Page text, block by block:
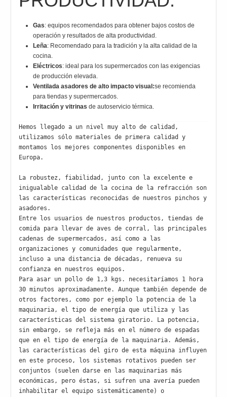
Gas: equipos recomendados para obtener bajos costos de
operación y resultados de alta productividad.
Leña: Recomendado para la tradición y la alta calidad de la
cocina.
Eléctricos: ideal para los supermercados con las exigencias
de producción elevada.
Ventilada asadores de alto impacto visual:se recomienda
para tiendas y supermercados.
Irritación y vitrinas de autoservicio térmica.
Hemos llegado a un nivel muy alto de calidad,
utilizamos sólo materiales de primera calidad y
montamos los mejores componentes disponibles en
Europa.
La robustez, fiabilidad, junto con la excelente e
inigualable calidad de la cocina de la refracción son
las características reconocidas de nuestros pinchos y
asadores.
Entre los usuarios de nuestros productos, tiendas de
comida para llevar de aves de corral, las principales
cadenas de supermercados, así como a las
organizaciones y comunidades que regularmente,
incluso a una distancia de décadas, renueva su
confianza en nuestros equipos.
Para asar un pollo de 1,3 kgs. necesitaríamos 1 hora
30 minutos aproximadamente. Aunque también depende de
otros factores, como por ejemplo la potencia de la
maquinaria, el tipo de energía que utiliza y las
características del sistema giratorio. La potencia,
sin embargo, se refleja más en el número de espadas
que en el tipo de energía de la maquinaria. Además,
las características del giro de esta máquina influyen
en este proceso, los sistemas rotativos pueden ser
conjuntos (suelen darse en las maquinarias más
económicas, pero éstas, si sufren una avería pueden
inhabilitar el equipo sistemáticamente) o